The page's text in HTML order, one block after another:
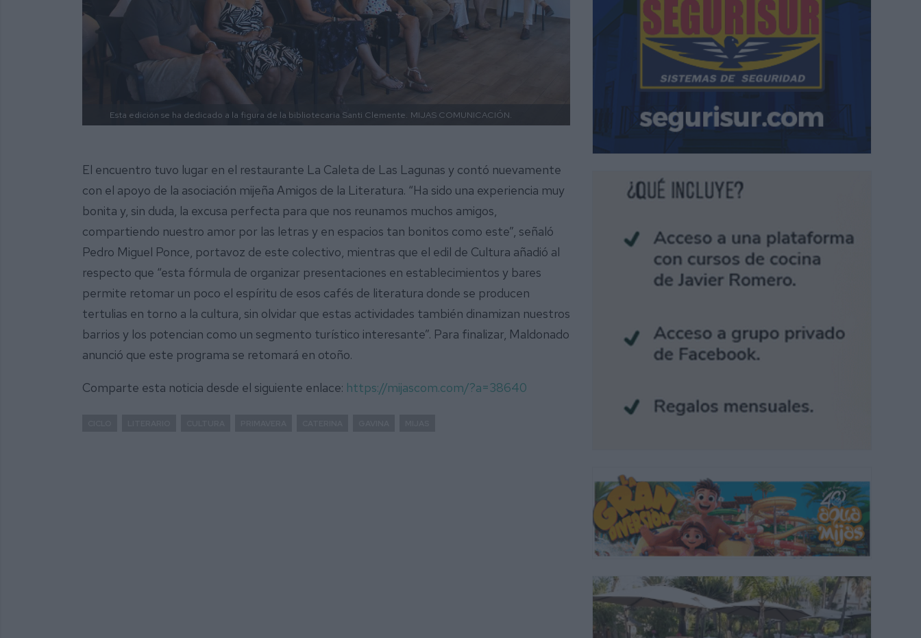
Esta edición se ha dedicado a la figura de la bibliotecaria Santi Clemente. MIJAS COMUNICACIÓN.
El encuentro tuvo lugar en el restaurante La Caleta de Las Lagunas y contó nuevamente
con el apoyo de la asociación mijeña Amigos de la Literatura. “Ha sido una experiencia muy
bonita y, sin duda, la excusa perfecta para que nos reunamos muchos amigos,
compartiendo nuestro amor por las letras y en espacios tan bonitos como este”, señaló
Pedro Miguel Ponce, portavoz de este colectivo, mientras que el edil de Cultura añadió al
respecto que “esta fórmula de organizar presentaciones en establecimientos y bares
permite retomar un poco el espíritu de esos cafés de literatura donde se producen
tertulias en torno a la cultura, sin olvidar que estas actividades también dinamizan nuestros
barrios y los potencian como un segmento turístico interesante”. Para finalizar, Maldonado
anunció que este programa se retomará en otoño.
Comparte esta noticia desde el siguiente enlace: https://mijascom.com/?a=38640